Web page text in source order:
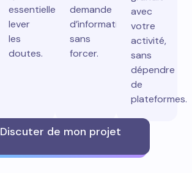
essentielles,
lever
les
doutes.
demande
d’information
sans
forcer.
avec
votre
activité,
sans
dépendre
de
plateformes.
Discuter de mon projet